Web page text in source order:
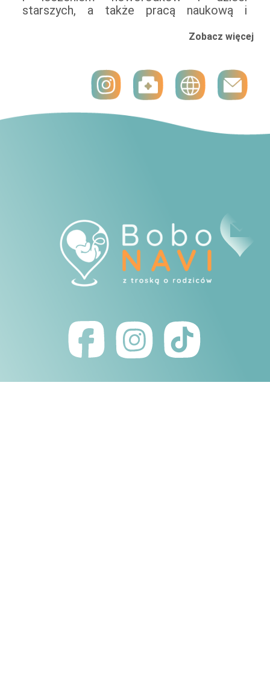
starszych, a także pracą naukową i
Neonatologicznym Szpitala SALVE, w
ważne do wczesnego wykrywania i
oceną neurorozwojową dziecka w tym
postępować zgodnie z najbardziej
Zobacz więcej